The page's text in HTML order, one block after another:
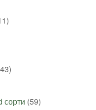
сорти (59)